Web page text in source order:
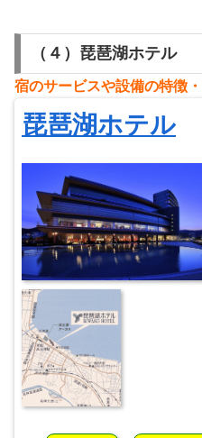
（４）琵琶湖ホテル
宿のサービスや設備の特徴・
琵琶湖ホテル